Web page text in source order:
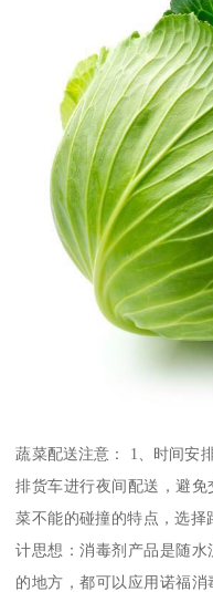
蔬菜配送注意： 1、时间安
排货车进行夜间配送，避
菜不能的碰撞的特点，选
计思想：消毒剂产品是随
的地方，都可以应用诺福